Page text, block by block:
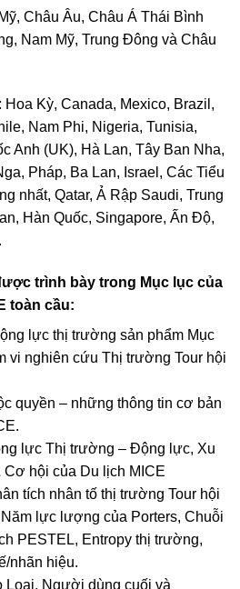
Châu Âu, Châu Á Thái Bình
Nam Mỹ, Trung Đông và Châu
Kỳ, Canada, Mexico, Brazil,
Nam Phi, Nigeria, Tunisia,
Anh (UK), Hà Lan, Tây Ban Nha,
Pháp, Ba Lan, Israel, Các Tiểu
nhất, Qatar, Ả Rập Saudi, Trung
Hàn Quốc, Singapore, Ấn Độ,
trình bày trong Mục lục của
toàn cầu:
lực thị trường sản phẩm Mục
vi nghiên cứu Thị trường Tour hội
quyền – những thông tin cơ bản
lực Thị trường – Động lực, Xu
hội của Du lịch MICE
tích nhân tố thị trường Tour hội
lực lượng của Porters, Chuỗi
PESTEL, Entropy thị trường,
nhãn hiệu.
Loại, Người dùng cuối và